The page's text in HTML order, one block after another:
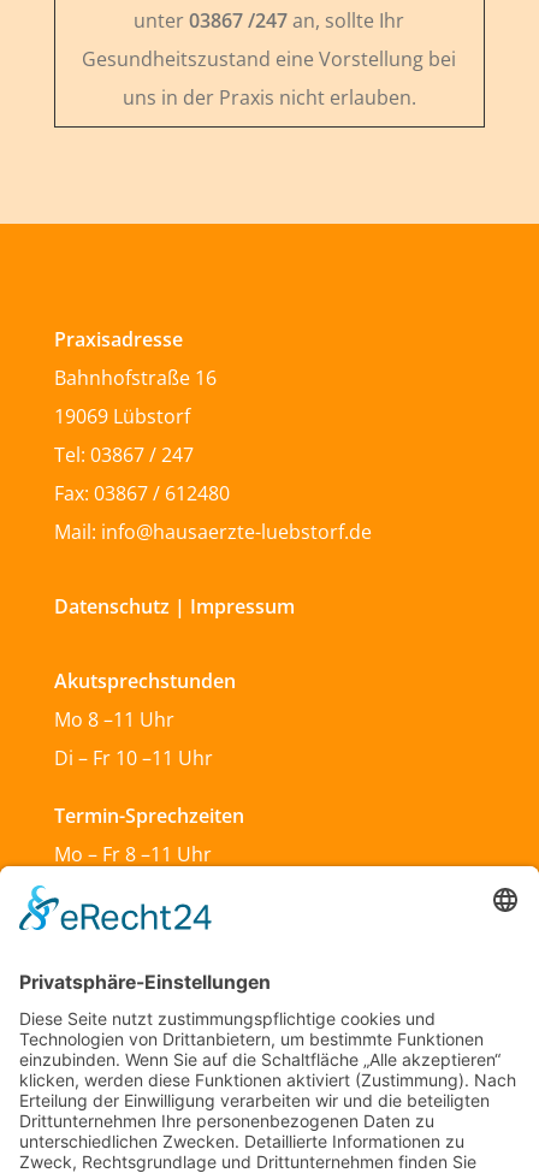
unter03867 /247an, sollte Ihr
Gesundheitszustand eine Vorstellung bei
uns in der Praxis nicht erlauben.
Praxisadresse
Bahnhofstraße 16
19069 Lübstorf
Tel: 03867 / 247
Fax: 03867 / 612480
Mail: info@hausaerzte-luebstorf.de
Datenschutz | Impressum
Akutsprechstunden
Mo 8 –11 Uhr
Di – Fr 10 –11 Uhr
Termin-Sprechzeiten
Mo – Fr 8 –11 Uhr
Mo & Do 13 –18 Uhr
Di 17:30 – 19:30 Uhr
Sa und So geschlossen